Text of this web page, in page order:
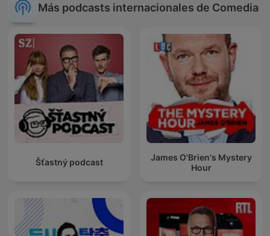
Más podcasts internacionales de Comedia
Šťastný podcast
James O'Brien's Mystery
Hour